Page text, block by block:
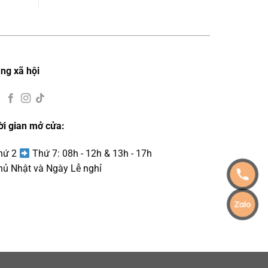
xã hội
gian mở cửa:
2
Thứ 7: 08h - 12h & 13h - 17h
Nhật và Ngày Lễ nghỉ